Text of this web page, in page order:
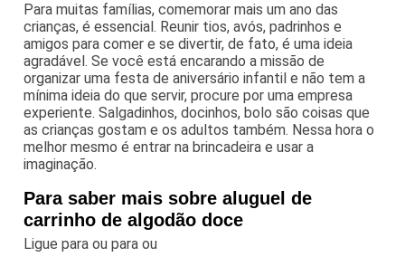
Para muitas famílias, comemorar mais um ano das
crianças, é essencial. Reunir tios, avós, padrinhos e
amigos para comer e se divertir, de fato, é uma ideia
agradável. Se você está encarando a missão de
organizar uma festa de aniversário infantil e não tem a
mínima ideia do que servir, procure por uma empresa
experiente. Salgadinhos, docinhos, bolo são coisas que
as crianças gostam e os adultos também. Nessa hora o
melhor mesmo é entrar na brincadeira e usar a
imaginação.
Para saber mais sobre aluguel de
carrinho de algodão doce
Ligue paraou paraou